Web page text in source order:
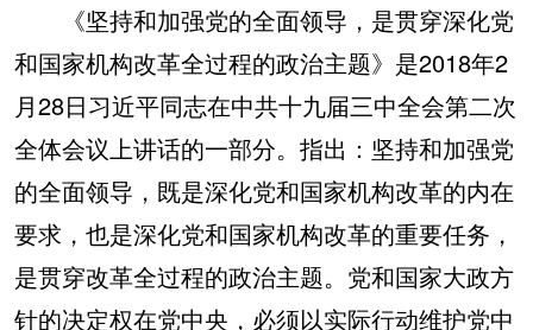
《坚持和加强党的全面领导，是贯穿深化党
和国家机构改革全过程的政治主题》是2018年2
月28日习近平同志在中共十九届三中全会第二次
全体会议上讲话的一部分。指出：坚持和加强党
的全面领导，既是深化党和国家机构改革的内在
要求，也是深化党和国家机构改革的重要任务，
是贯穿改革全过程的政治主题。党和国家大政方
针的决定权在党中央，必须以实际行动维护党中